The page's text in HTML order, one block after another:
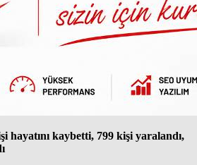
hayatını kaybetti, 799 kişi yaralandı,